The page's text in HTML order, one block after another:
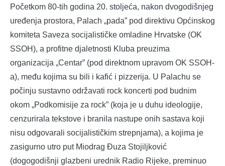
Početkom 80-tih godina 20. stoljeća, nakon dvogodišnjeg
uređenja prostora, Palach „pada” pod direktivu Općinskog
komiteta Saveza socijalističke omladine Hrvatske (OK
SSOH), a profitne djaletnosti Kluba preuzima
organizacija „Centar” (pod direktnom upravom OK SSOH-
a), među kojima su bili i kafić i pizzerija. U Palachu se
počinju sustavno održavati rock koncerti pod budnim
okom „Podkomisije za rock” (koja je u duhu ideologije,
cenzurirala tekstove i branila nastupe onih sastava koji
nisu odgovarali socijalističkim strepnjama), a kojima je
zasigurno utro put Miodrag Đuza Stojiljković
(dogogodišnji glazbeni urednik Radio Rijeke, preminuo